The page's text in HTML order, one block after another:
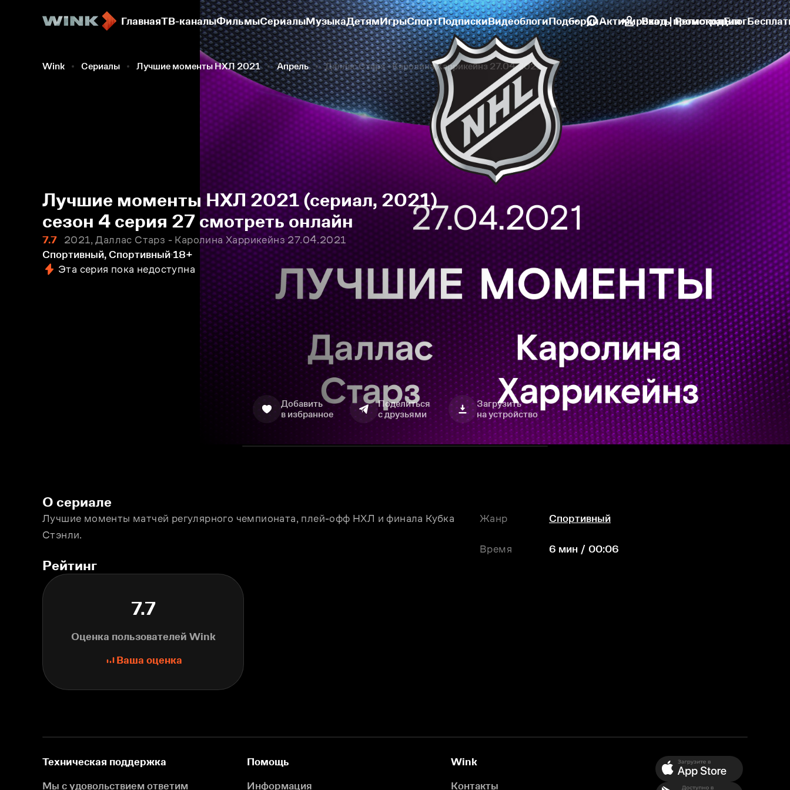
ГлавнаяТВ-каналыФильмыСериалыМузыкаДетямИгрыСпортПодпискиВидеоблогиПодборкиАктивировать промокодБлог
Вход | Регистрация
Wink Сериалы Лучшие моменты НХЛ 2021 Апрель Даллас Старз - Каролина Харрикейнз 27.04.2021
Лучшие моменты НХЛ 2021 (сериал, 2021)
сезон 4 серия 27 смотреть онлайн
7.7
2021, Даллас Старз - Каролина Харрикейнз 27.04.2021
Спортивный, Спортивный 18+
Эта серия пока недоступна
Добавить
в избранное
Поделиться
с друзьями
Загрузить
на устройство
О сериале
Лучшие моменты матчей регулярного чемпионата, плей-офф НХЛ и финала Кубка
Стэнли.
Жанр Спортивный
Время 6 мин / 00:06
Рейтинг
7.7
Оценка пользователей Wink
Ваша оценка
Техническая поддержка
Мы с удовольствием ответим
Помощь
Информация
Wink
Контакты